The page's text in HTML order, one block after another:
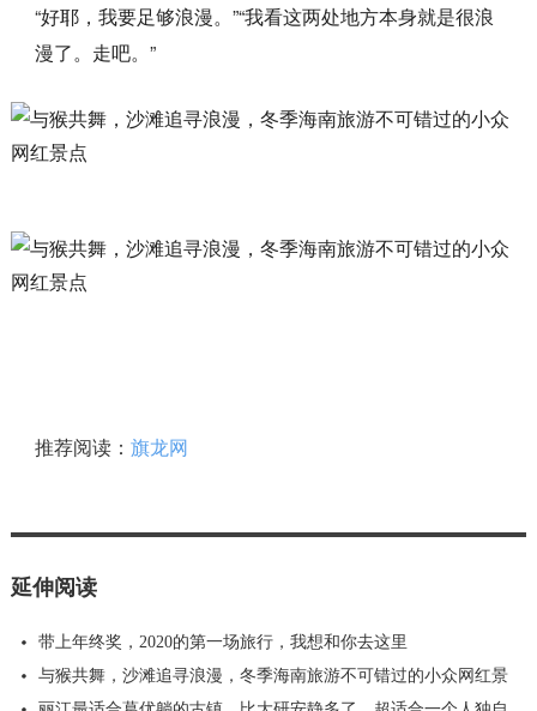
“好耶，我要足够浪漫。”“我看这两处地方本身就是很浪
漫了。走吧。”
推荐阅读： 旗龙网
延伸阅读
带上年终奖，2020的第一场旅行，我想和你去这里
与猴共舞，沙滩追寻浪漫，冬季海南旅游不可错过的小众网红景